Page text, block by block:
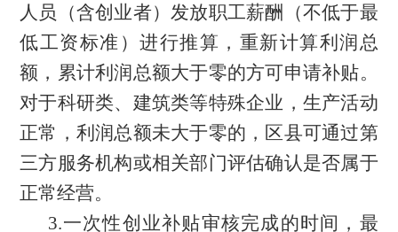
人员（含创业者）发放职工薪酬（不低于最
低工资标准）进行推算，重新计算利润总
额，累计利润总额大于零的方可申请补贴。
对于科研类、建筑类等特殊企业，生产活动
正常，利润总额未大于零的，区县可通过第
三方服务机构或相关部门评估确认是否属于
正常经营。
3.一次性创业补贴审核完成的时间，最